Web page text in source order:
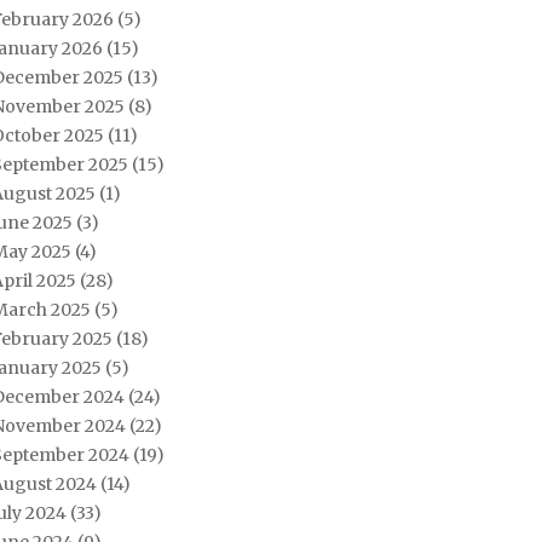
2026 (5)
2026 (15)
2025 (13)
2025 (8)
2025 (11)
2025 (15)
2025 (1)
2025 (3)
2025 (4)
2025 (28)
2025 (5)
2025 (18)
2025 (5)
2024(24)
2024(22)
2024(19)
2024(14)
2024(33)